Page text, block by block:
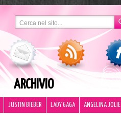
ARCHIVIO
JUSTIN BIEBER LADY GAGA ANGELINA JOLIE